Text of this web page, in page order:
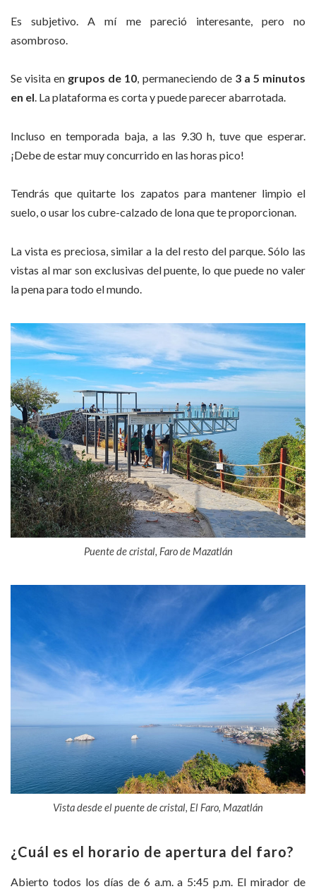
Es subjetivo. A mí me pareció interesante, pero no
asombroso.
Se visita en grupos de 10, permaneciendo de 3 a 5 minutos
en el. La plataforma es corta y puede parecer abarrotada.
Incluso en temporada baja, a las 9.30 h, tuve que esperar.
¡Debe de estar muy concurrido en las horas pico!
Tendrás que quitarte los zapatos para mantener limpio el
suelo, o usar los cubre-calzado de lona que te proporcionan.
La vista es preciosa, similar a la del resto del parque. Sólo las
vistas al mar son exclusivas del puente, lo que puede no valer
la pena para todo el mundo.
Puente de cristal, Faro de Mazatlán
Vista desde el puente de cristal, El Faro, Mazatlán
¿Cuál es el horario de apertura del faro?
Abierto todos los días de 6 a.m. a 5:45 p.m. El mirador de